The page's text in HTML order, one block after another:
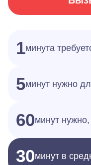
1минута
5минут нужно
60минут
30минут в